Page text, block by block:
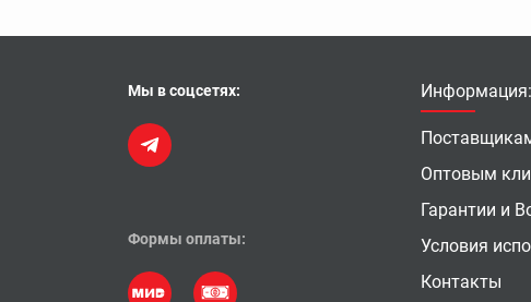
Мы в соцсетях:
Формы оплаты:
Информация:
Оптовым
Гарантии и
Условия
Контакты